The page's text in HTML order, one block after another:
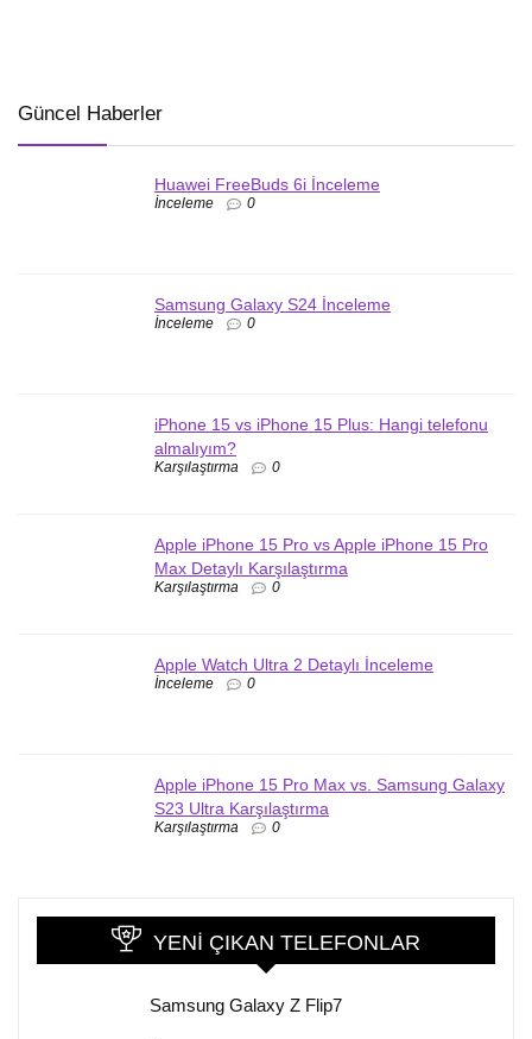
Güncel Haberler
Huawei FreeBuds 6i İnceleme
İnceleme 0
Samsung Galaxy S24 İnceleme
İnceleme 0
iPhone 15 vs iPhone 15 Plus: Hangi telefonu
almalıyım?
Karşılaştırma 0
Apple iPhone 15 Pro vs Apple iPhone 15 Pro
Max Detaylı Karşılaştırma
Karşılaştırma 0
Apple Watch Ultra 2 Detaylı İnceleme
İnceleme 0
Apple iPhone 15 Pro Max vs. Samsung Galaxy
S23 Ultra Karşılaştırma
Karşılaştırma 0
YENI ÇIKAN TELEFONLAR
Samsung Galaxy Z Flip7